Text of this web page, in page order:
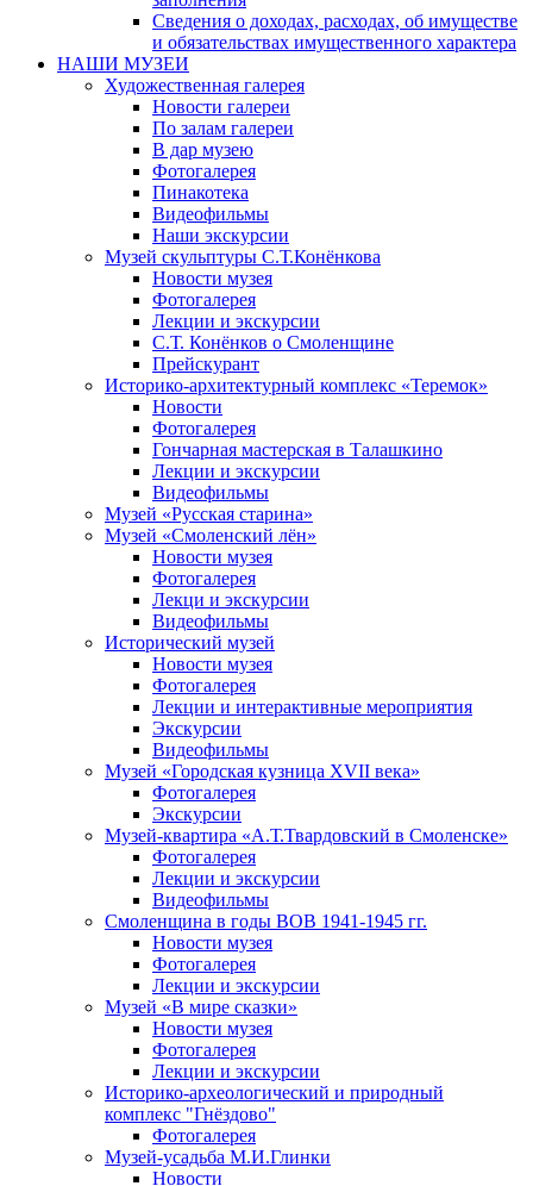
Сведения о доходах, расходах, об имуществе
и обязательствах имущественного характера
НАШИ МУЗЕИ
Художественная галерея
Новости галереи
По залам галереи
В дар музею
Фотогалерея
Пинакотека
Видеофильмы
Наши экскурсии
Музей скульптуры С.Т.Конёнкова
Новости музея
Фотогалерея
Лекции и экскурсии
С.Т. Конёнков о Смоленщине
Прейскурант
Историко-архитектурный комплекс «Теремок»
Новости
Фотогалерея
Гончарная мастерская в Талашкино
Лекции и экскурсии
Видеофильмы
Музей «Русская старина»
Музей «Смоленский лён»
Новости музея
Фотогалерея
Лекци и экскурсии
Видеофильмы
Исторический музей
Новости музея
Фотогалерея
Лекции и интерактивные мероприятия
Экскурсии
Видеофильмы
Музей «Городская кузница XVII века»
Фотогалерея
Экскурсии
Музей-квартира «А.Т.Твардовский в Смоленске»
Фотогалерея
Лекции и экскурсии
Видеофильмы
Смоленщина в годы ВОВ 1941-1945 гг.
Новости музея
Фотогалерея
Лекции и экскурсии
Музей «В мире сказки»
Новости музея
Фотогалерея
Лекции и экскурсии
Историко-археологический и природный
комплекс "Гнёздово"
Фотогалерея
Музей-усадьба М.И.Глинки
Новости